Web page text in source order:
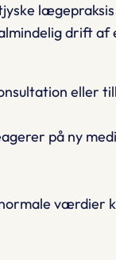
lægepraksis
drift af
eller
på ny